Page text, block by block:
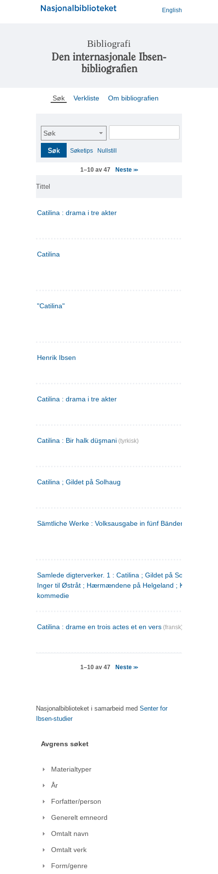
English
Bibliografi
Den internasjonale Ibsen-
bibliografien
Søk Verkliste Om bibliografien
Søk
Søk Søketips Nullstill
1–10 av 47 Neste>>
Tittel
Catilina : drama i tre akter
Catilina
"Catilina"
Henrik Ibsen
Catilina : drama i tre akter
Catilina : Bir halk düşmani (tyrkisk)
Catilina ; Gildet på Solhaug
Sämtliche Werke : Volksausgabe in fünf Bänden
Samlede digterverker. 1 : Catilina ; Gildet på Solhaug ; Fru
Inger til Østråt ; Hærmændene på Helgeland ;
kommedie
Catilina : drame en trois actes et en vers (fransk)
1–10 av 47 Neste>>
Nasjonalbiblioteket i samarbeid med Senter for
Ibsen-studier
Avgrens søket
Materialtyper
År
Forfatter/person
Generelt emneord
Omtalt navn
Omtalt verk
Form/genre